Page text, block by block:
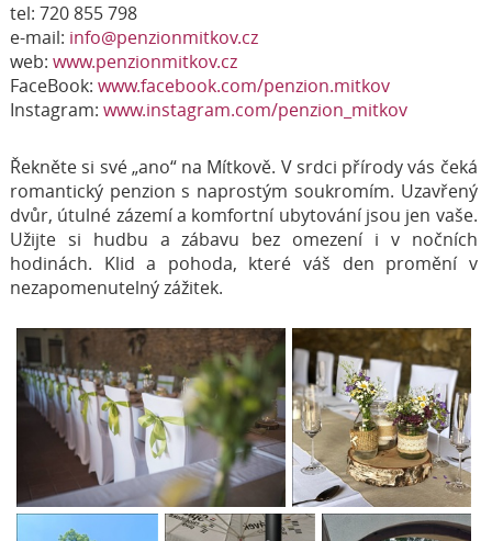
tel: 720 855 798
e-mail: info@penzionmitkov.cz
web: www.penzionmitkov.cz
FaceBook: www.facebook.com/penzion.mitkov
Instagram: www.instagram.com/penzion_mitkov
Řekněte si své „ano“ na Mítkově. V srdci přírody vás čeká
romantický penzion s naprostým soukromím. Uzavřený
dvůr, útulné zázemí a komfortní ubytování jsou jen vaše.
Užijte si hudbu a zábavu bez omezení i v nočních
hodinách. Klid a pohoda, které váš den promění v
nezapomenutelný zážitek.